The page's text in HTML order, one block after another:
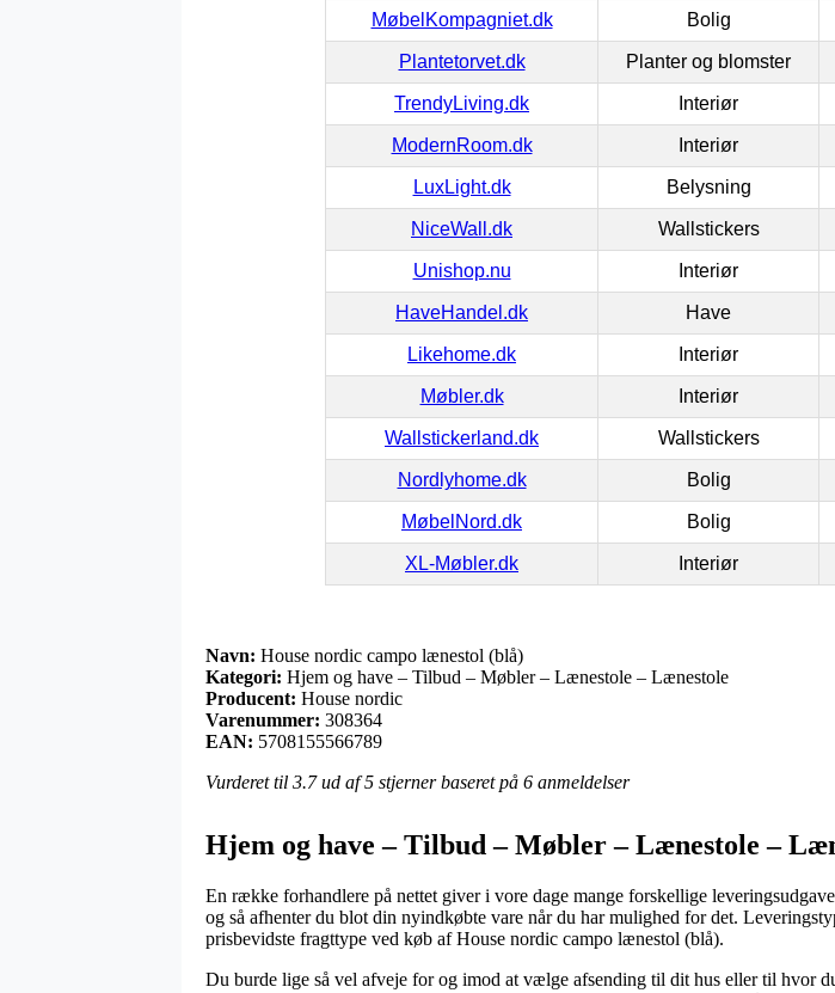
MøbelKompagniet.dk Bolig
Plantetorvet.dk Planter og blomster
TrendyLiving.dk Interiør
ModernRoom.dk Interiør
LuxLight.dk Belysning
NiceWall.dk Wallstickers
Unishop.nu Interiør
HaveHandel.dk Have
Likehome.dk Interiør
Møbler.dk Interiør
Wallstickerland.dk Wallstickers
Nordlyhome.dk Bolig
MøbelNord.dk Bolig
XL-Møbler.dk Interiør
Navn: House nordic campo lænestol (blå)
Kategori: Hjem og have – Tilbud – Møbler – Lænestole – Lænestole
Producent: House nordic
Varenummer: 308364
EAN: 5708155566789
Vurderet til 3.7ud af 5 stjerner baseret på 6 anmeldelser
Hjem og have – Tilbud – Møbler – Lænestole –
En række forhandlere på nettet giver i vore dage mange forskellige
og så afhenter du blot din nyindkøbte vare når du har mulighed for det.
prisbevidste fragttype ved køb af House nordic campo lænestol (blå).
Du burde lige så vel afveje for og imod at vælge afsending til dit hus eller til hvor